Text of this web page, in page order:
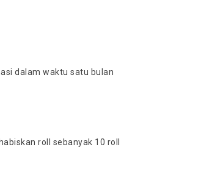
dalam waktu satu bulan
roll sebanyak 10 roll